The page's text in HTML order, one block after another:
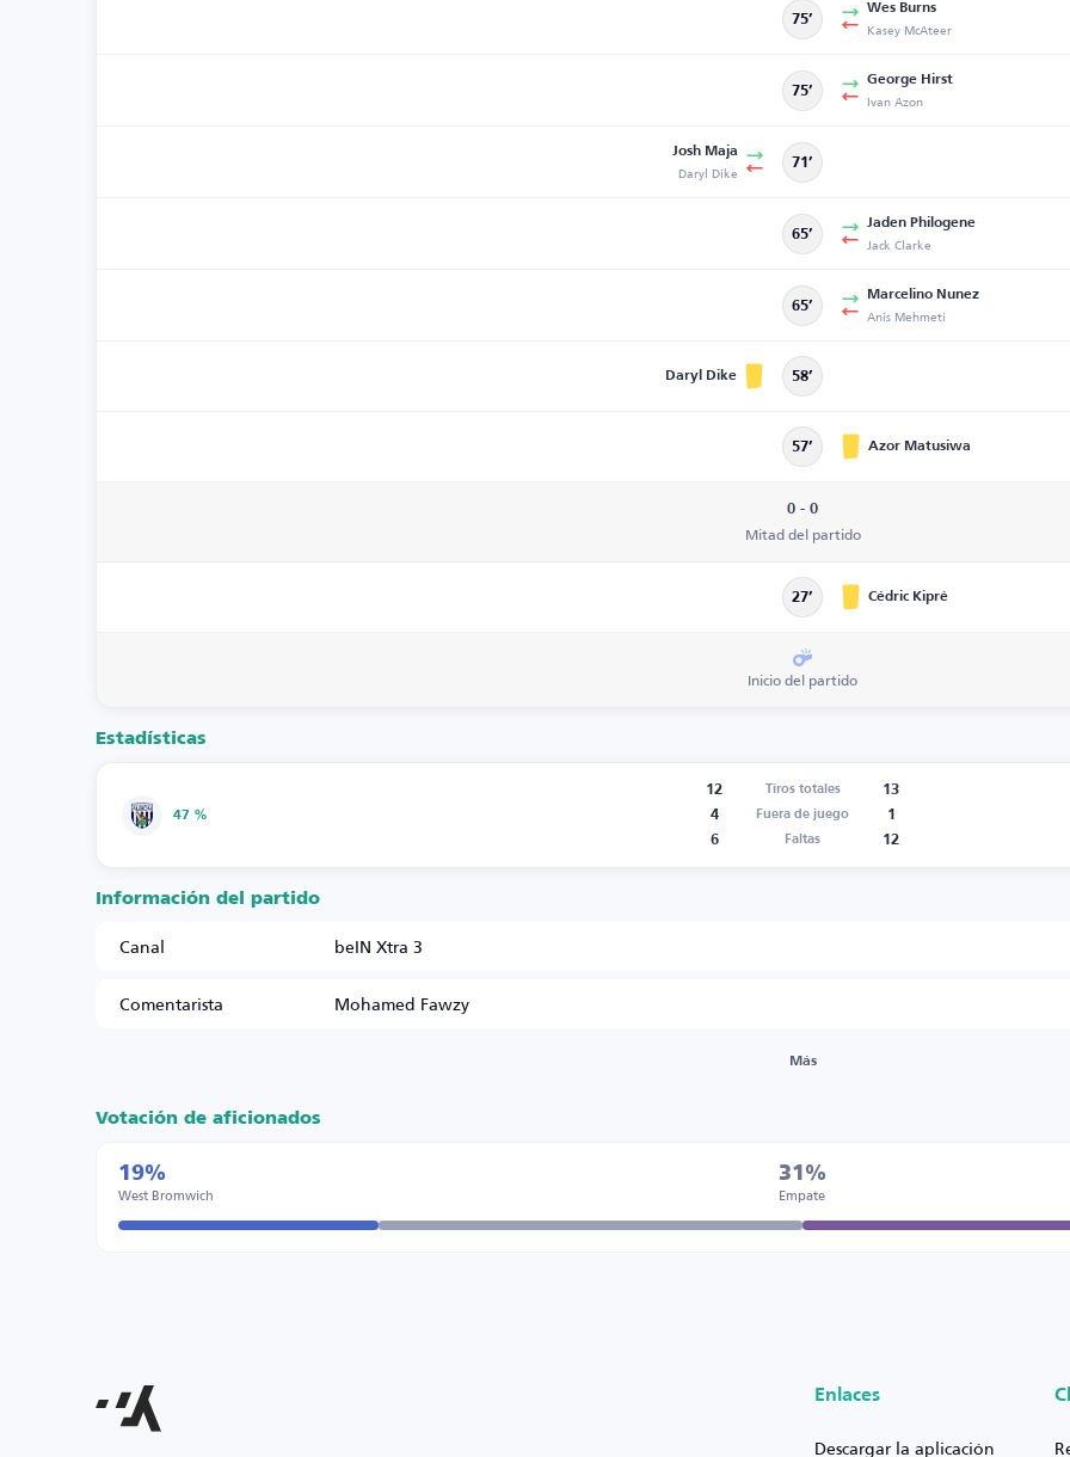
75’
Wes Burns
Kasey McAteer
75’
George Hirst
Ivan Azon
Josh Maja
Daryl Dike 71’
65’
Jaden Philogene
Jack Clarke
65’
Marcelino Nunez
Anis Mehmeti
Daryl Dike 58’
57’ Azor Matusiwa
0 - 0
Mitad del partido
27’ Cédric Kipré
Inicio del partido
Estadísticas
47 %
12 Tiros totales
13
4
Fuera de juego
1
6
Faltas 12
Información del partido
Canal
beIN Xtra 3
Comentarista
Mohamed Fawzy
Más
Votación de aficionados
19%
West Bromwich
31%
Empate
Enlaces
Descargar la aplicación